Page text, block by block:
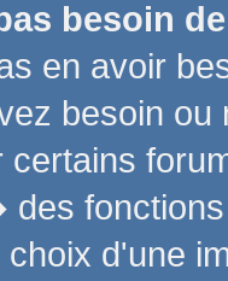
besoin
en avoir
besoin ou
fonctions
d'une